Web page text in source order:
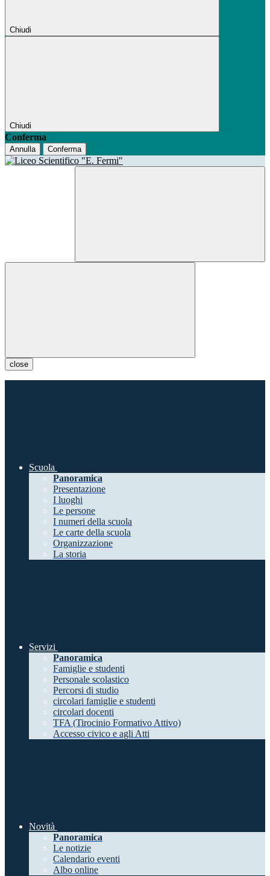
Chiudi
Chiudi
Conferma
Annulla Conferma
close
Scuola
Panoramica
Presentazione
I luoghi
Le persone
I numeri della scuola
Le carte della scuola
Organizzazione
La storia
Servizi
Panoramica
Famiglie e studenti
Personale scolastico
Percorsi di studio
circolari famiglie e studenti
circolari docenti
TFA (Tirocinio Formativo Attivo)
Accesso civico e agli Atti
Novità
Panoramica
Le notizie
Calendario eventi
Albo online